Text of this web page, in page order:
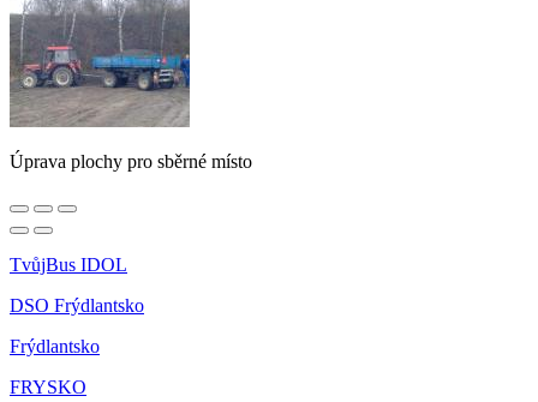
Úprava plochy pro sběrné místo
TvůjBus IDOL
DSO Frýdlantsko
Frýdlantsko
FRYSKO